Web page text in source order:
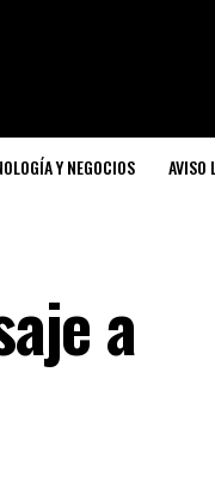
Y NEGOCIOS AVISO
a